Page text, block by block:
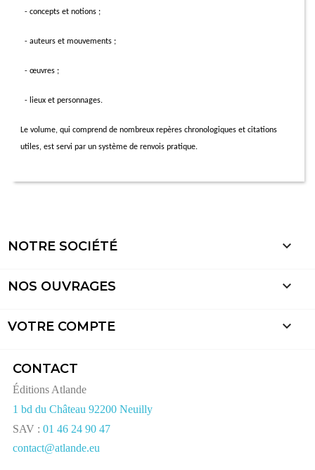
- concepts et notions ;
- auteurs et mouvements ;
- œuvres ;
- lieux et personnages.
Le volume, qui comprend de nombreux repères chronologiques et citations
utiles, est servi par un système de renvois pratique.
NOTRE SOCIÉTÉ 
NOS OUVRAGES 
VOTRE COMPTE 
CONTACT
Éditions Atlande
1 bd du Château 92200 Neuilly
SAV : 01 46 24 90 47
contact@atlande.eu